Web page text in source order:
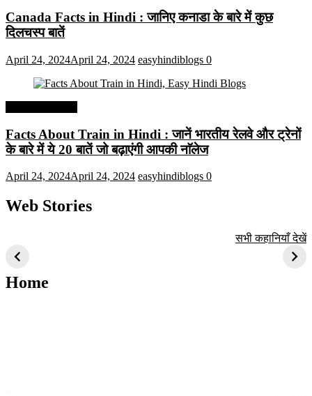
Canada Facts in Hindi : जानिए कनाडा के बारे में कुछ
दिलचस्प बातें
April 24, 2024April 24, 2024 easyhindiblogs 0
Facts About Train in Hindi : जानें भारतीय रेलवे और ट्रेनों
के बारे में ये 20 बातें जो बढ़ाएंगी आपकी नाॅलेज
April 24, 2024April 24, 2024 easyhindiblogs 0
Web Stories
तकनीक जो आपको
2024 के लिए सीखनी
चाहिए
ऐतिहासिक स्थान
सभी कहानियाँ देखें
Home